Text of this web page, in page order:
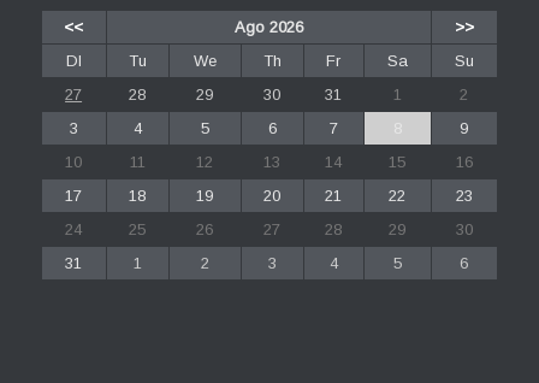
<< Ago 2026
>>
Dl
Tu We Th Fr Sa
Su
27
28 29 30 31 1
2
3
4 5 6 7 8
9
10
11 12 13 14 15
16
17
18 19 20 21 22
23
24
25 26 27 28 29
30
31
1 2 3 4 5 6